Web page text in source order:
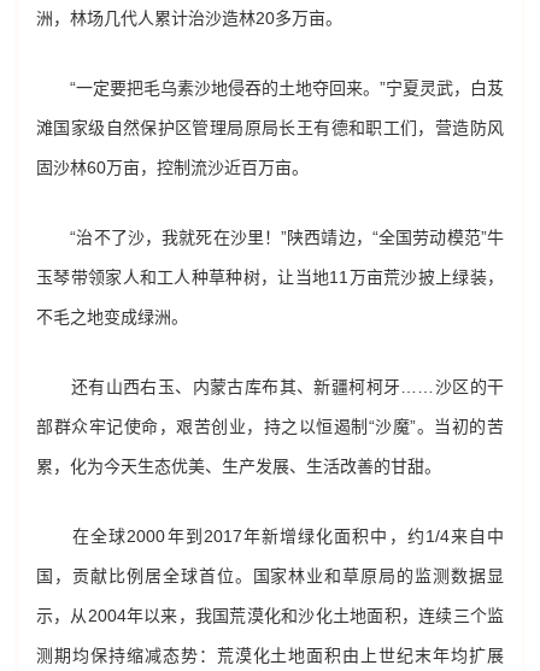
洲，林场几代人累计治沙造林20多万亩。
“一定要把毛乌素沙地侵吞的土地夺回来。”宁夏灵武，白芨
滩国家级自然保护区管理局原局长王有德和职工们，营造防风
固沙林60万亩，控制流沙近百万亩。
“治不了沙，我就死在沙里！”陕西靖边，“全国劳动模范”牛
玉琴带领家人和工人种草种树，让当地11万亩荒沙披上绿装，
不毛之地变成绿洲。
还有山西右玉、内蒙古库布其、新疆柯柯牙……沙区的干
部群众牢记使命，艰苦创业，持之以恒遏制“沙魔”。当初的苦
累，化为今天生态优美、生产发展、生活改善的甘甜。
在全球2000年到2017年新增绿化面积中，约1/4来自中
国，贡献比例居全球首位。国家林业和草原局的监测数据显
示，从2004年以来，我国荒漠化和沙化土地面积，连续三个监
测期均保持缩减态势：荒漠化土地面积由上世纪末年均扩展